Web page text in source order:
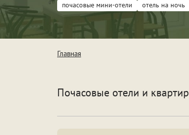
почасовые мини-отели
отель на ночь
Поводы
Главная
Почасовые отели и